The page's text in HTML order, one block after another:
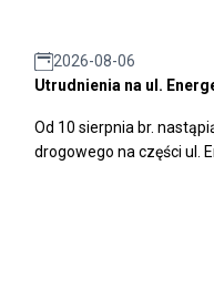
2026-08-06
Utrudnienia na ul.
Od 10 sierpnia br.
drogowego na części ul.